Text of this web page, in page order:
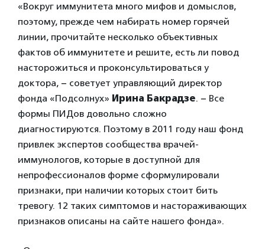
«Вокруг иммунитета много мифов и домыслов,
поэтому, прежде чем набирать номер горячей
линии, прочитайте несколько объективных
фактов об иммунитете и решите, есть ли повод
насторожиться и проконсультироваться у
доктора, − советует управляющий директор
фонда «Подсолнух» Ирина Бакрадзе. − Все
формы ПИДов довольно сложно
диагностируются. Поэтому в 2011 году наш фонд
привлек экспертов сообщества врачей-
иммунологов, которые в доступной для
непрофессионалов форме сформулировали
признаки, при наличии которых стоит бить
тревогу. 12 таких симптомов и настораживающих
признаков описаны на сайте нашего фонда».